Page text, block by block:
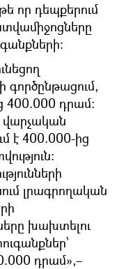
որ դեպքերում
400.000 դրամ։
է 400.000-ից
լրագրողական
խախտելու
դրամ»,–